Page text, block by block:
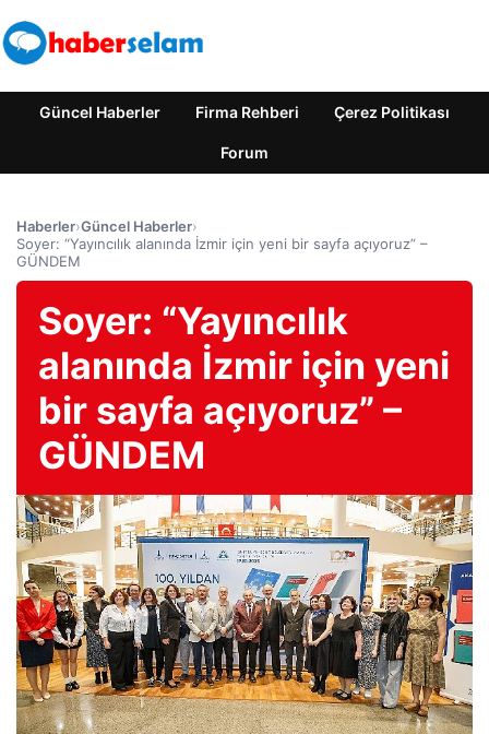
Güncel Haberler Firma Rehberi Çerez Politikası
Forum
Haberler›Güncel Haberler›
Soyer: “Yayıncılık alanında İzmir için yeni bir sayfa açıyoruz” –
GÜNDEM
Soyer: “Yayıncılık
alanında İzmir için yeni
bir sayfa açıyoruz” –
GÜNDEM